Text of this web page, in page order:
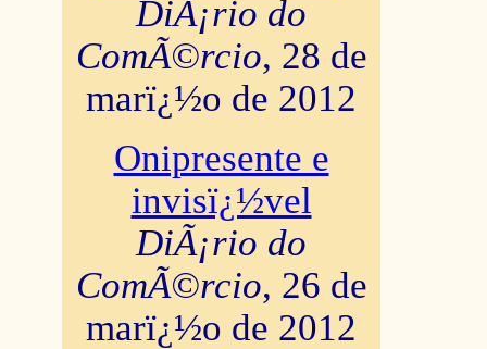
DiÃ¡rio do
ComÃ©rcio, 28 de
marï¿½o de 2012
Onipresente e
invisï¿½vel
DiÃ¡rio do
ComÃ©rcio, 26 de
marï¿½o de 2012